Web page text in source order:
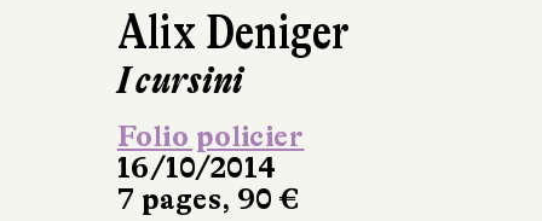
Alix Deniger
I cursini
Folio policier
16/10/2014
7 pages, 90 €